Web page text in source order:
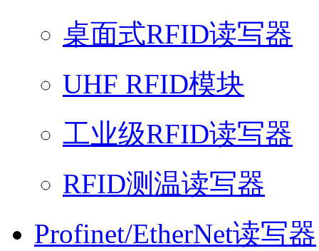
桌面式RFID读写器
UHF RFID模块
工业级RFID读写器
RFID测温读写器
Profinet/EtherNet读写器